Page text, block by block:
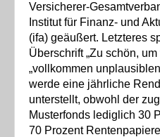
Versicherer-
Institut für Finanz- und
(ifa) geäußert. Letzteres
Überschrift „Zu schön,
„vollkommen
werde eine jährliche
unterstellt, obwohl der
Musterfonds lediglich 30
70 Prozent